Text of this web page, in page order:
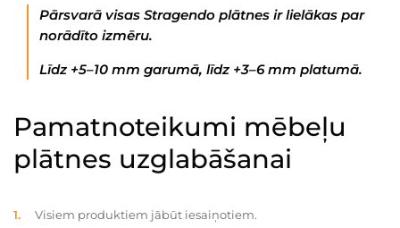
Pārsvarā visas Stragendo plātnes ir lielākas par
norādīto izmēru.
Līdz +5–10 mm garumā, līdz +3–6 mm platumā.
Pamatnoteikumi mēbeļu
plātnes uzglabāšanai
Visiem produktiem jābūt iesaiņotiem.